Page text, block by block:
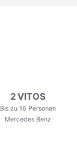
2 VITOS
Bis zu 16 Personen
Mercedes Benz